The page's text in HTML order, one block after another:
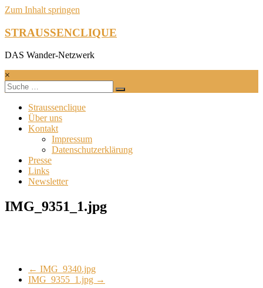
Zum Inhalt springen
STRAUSSENCLIQUE
DAS Wander-Netzwerk
×
Straussenclique
Über uns
Kontakt
Impressum
Datenschutzerklärung
Presse
Links
Newsletter
IMG_9351_1.jpg
← IMG_9340.jpg
IMG_9355_1.jpg →